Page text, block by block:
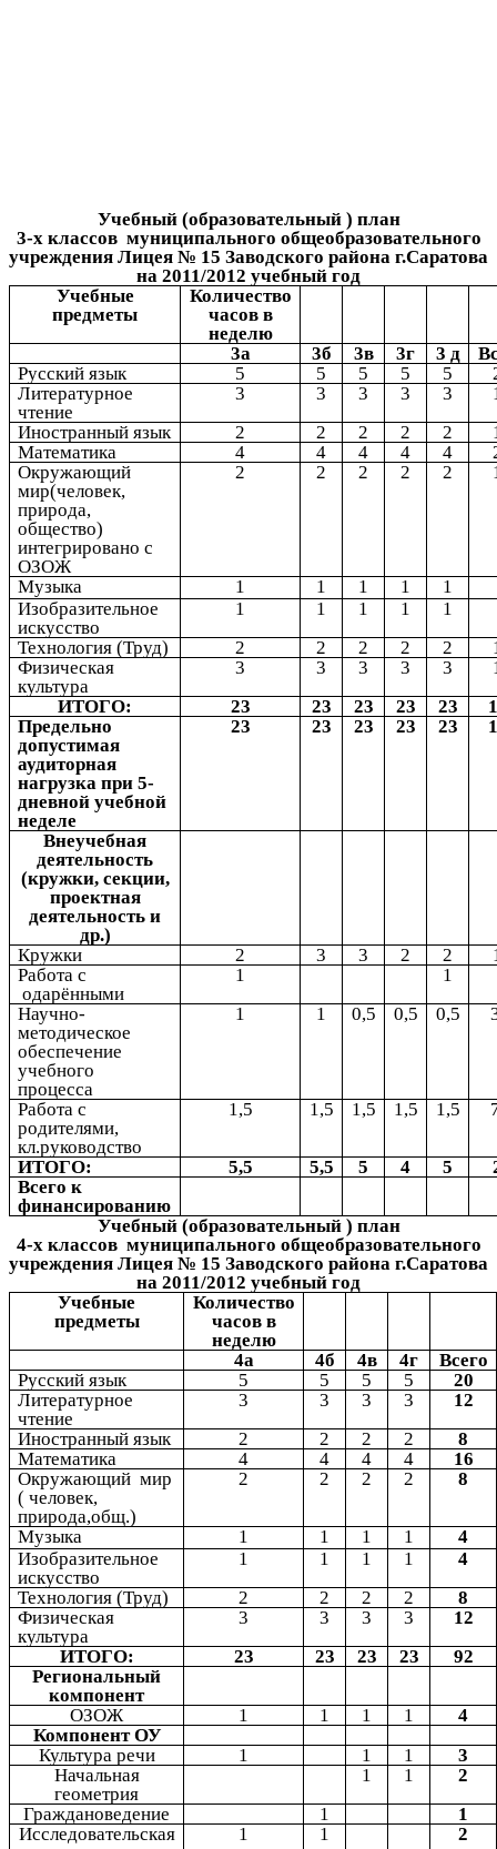
Учебный (образовательный ) план
3-х классов муниципального общеобразовательного
учреждения Лицея № 15 Заводского района г.Саратова
на 2011/2012 учебный год
Учебные
предметы
Количество
часов в
неделю
3а
3б 3в 3г 3 д
Русский язык
5 5 5 5 5
Литературное
чтение
3 3 3 3 3
Иностранный язык
2 2 2 2 2
Математика
4 4 4 4 4
Окружающий
мир(человек,
природа,
общество)
интегрировано с
ОЗОЖ
2 2 2 2 2
Музыка 1 1 1 1
1
Изобразительное
искусство
1 1 1 1
1
Технология (Труд)
2 2 2 2 2
Физическая
культура
3 3 3 3 3
ИТОГО:
23 23 23 23 23
Предельно
допустимая
аудиторная
нагрузка при 5-
дневной учебной
неделе
23 23 23 23 23
Внеучебная
деятельность
(кружки, секции,
проектная
деятельность и
др.)
Кружки
2 3 3 2 2
Работа с
одарёнными
1
1
Научно-
методическое
обеспечение
учебного
процесса
1 1 0,5 0,5 0,5
Работа с
родителями,
кл.руководство
1,5 1,5 1,5 1,5 1,5
ИТОГО: 5,5 5,5 5 4 5
Всего к
финансированию
Учебный (образовательный ) план
4-х классов муниципального общеобразовательного
учреждения Лицея № 15 Заводского района г.Саратова
на 2011/2012 учебный год
Учебные
предметы
Количество
часов в
неделю
4а
4б 4в 4г
Всего
Русский язык
5 5 5 5
20
Литературное
чтение
3 3 3 3
12
Иностранный язык
2 2 2 2
8
Математика
4 4 4 4
16
Окружающий мир
( человек,
природа,общ.)
2 2 2 2 8
Музыка 1 1 1 1
4
Изобразительное
искусство
1 1 1 1
4
Технология (Труд)
2 2 2 2
8
Физическая
культура
3 3 3 3
12
ИТОГО:
23 23 23 23
92
Региональный
компонент
ОЗОЖ
1 1 1 1
4
Компонент ОУ
Культура речи
1 1 1
3
Начальная
геометрия
1 1
2
Граждановедение
1
1
Исследовательская
1 1 2